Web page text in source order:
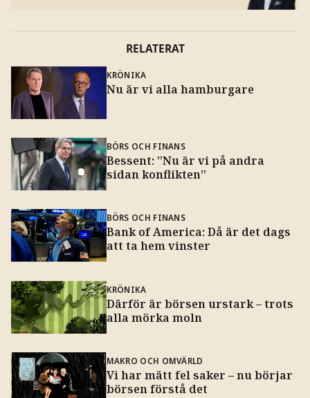
RELATERAT
KRÖNIKA
Nu är vi alla hamburgare
BÖRS OCH FINANS
Bessent: ”Nu är vi på andra
sidan konflikten”
BÖRS OCH FINANS
Bank of America: Då är det dags
att ta hem vinster
KRÖNIKA
Därför är börsen urstark – trots
alla mörka moln
MAKRO OCH OMVÄRLD
Vi har mätt fel saker – nu börjar
börsen förstå det